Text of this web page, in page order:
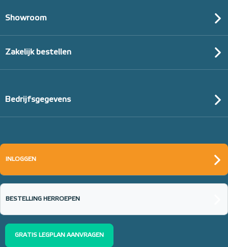
Showroom
Zakelijk bestellen
Bedrijfsgegevens
INLOGGEN
BESTELLING HERROEPEN
GRATIS LEGPLAN AANVRAGEN